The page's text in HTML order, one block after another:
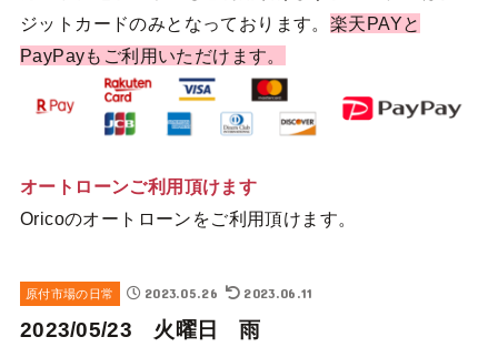
ジットカードのみとなっております。 楽天PAYと
PayPayもご利用いただけます。
オートローンご利用頂けます
Oricoのオートローンをご利用頂けます。
原付市場の日常 2023.05.26 2023.06.11
2023/05/23 火曜日 雨